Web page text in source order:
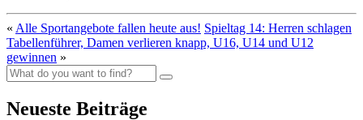
« Alle Sportangebote fallen heute aus! Spieltag 14: Herren schlagen
Tabellenführer, Damen verlieren knapp, U16, U14 und U12
gewinnen »
Neueste Beiträge